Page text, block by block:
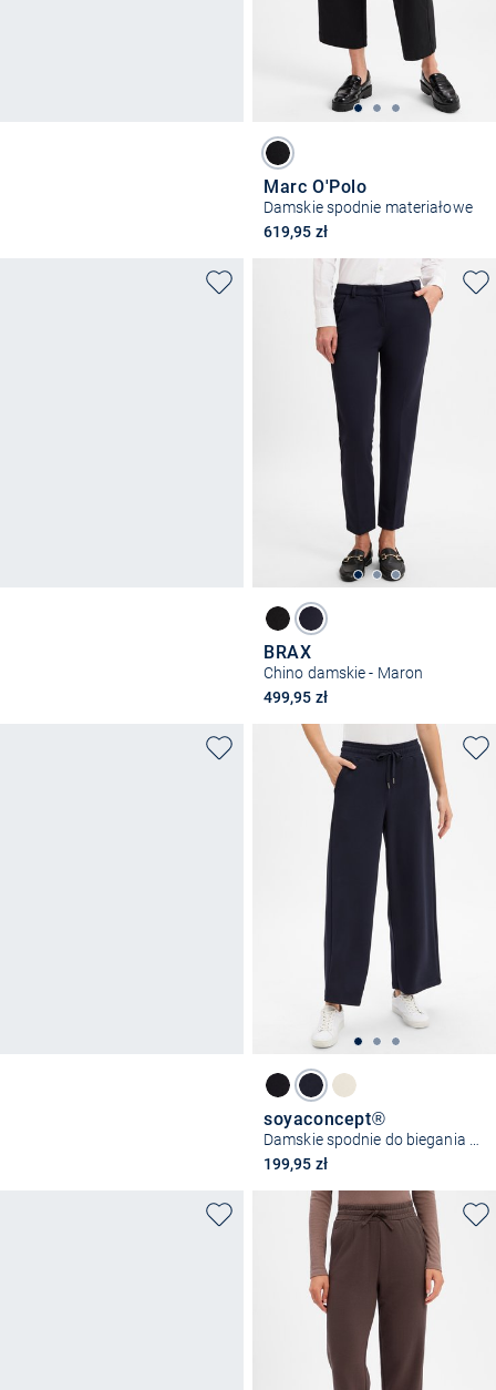
Marc O'Polo
Damskie spodnie materiałowe
619,95 zł
BRAX
Chino damskie - Maron
499,95 zł
soyaconcept®
Damskie spodnie do biegania - SC-Banu 33
199,95 zł